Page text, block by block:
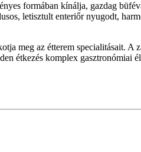
formában kínálja, gazdag
letisztult enteriőr nyugodt,
meg az étterem specialitásait.
étkezés komplex gasztronómiai